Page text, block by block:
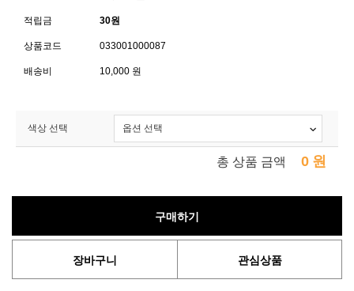
적립금 30원
상품코드 033001000087
배송비 10,000 원
색상 선택
총 상품 금액 0 원
구매하기
장바구니 관심상품